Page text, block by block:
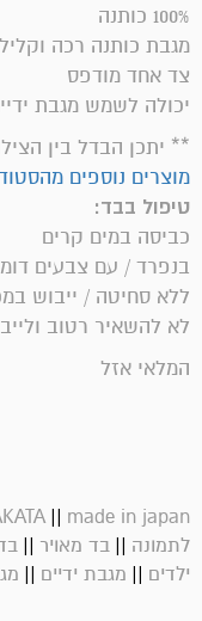
100% כותנה
מגבת כותנה רכה
צד אחד מודפס
יכולה לשמש מגבת
** יתכן הבדל בין
מוצרים נוספים
טיפול בבד:
כביסה במים קרים
בנפרד / עם צבעים
ללא סחיטה / ייבוש
לא להשאיר רטוב
המלאי אזל
|| made in japan
לתמונה || בד מאויר ||
ילדים || מגבת ידיים ||